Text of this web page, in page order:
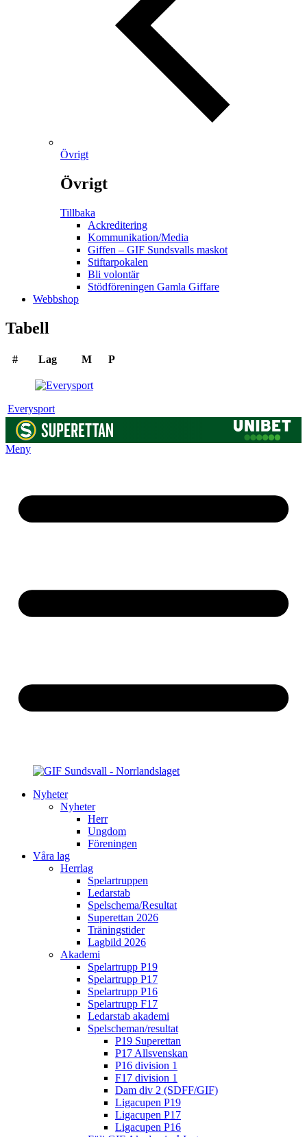
Övrigt
Övrigt
Tillbaka
Ackreditering
Kommunikation/Media
Giffen – GIF Sundsvalls maskot
Stiftarpokalen
Bli volontär
Stödföreningen Gamla Giffare
Webbshop
Tabell
# Lag M P
Everysport
Meny
Nyheter
Nyheter
Herr
Ungdom
Föreningen
Våra lag
Herrlag
Spelartruppen
Ledarstab
Spelschema/Resultat
Superettan 2026
Träningstider
Lagbild 2026
Akademi
Spelartrupp P19
Spelartrupp P17
Spelartrupp P16
Spelartrupp F17
Ledarstab akademi
Spelscheman/resultat
P19 Superettan
P17 Allsvenskan
P16 division 1
F17 division 1
Dam div 2 (SDFF/GIF)
Ligacupen P19
Ligacupen P17
Ligacupen P16